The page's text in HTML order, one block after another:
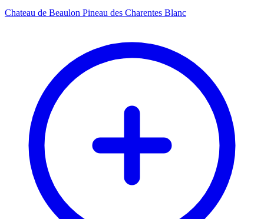
Chateau de Beaulon Pineau des Charentes Blanc